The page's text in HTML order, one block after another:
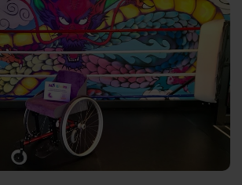
Direct door naar content